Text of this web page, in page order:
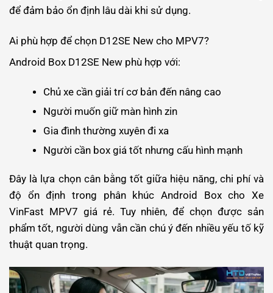
để đảm bảo ổn định lâu dài khi sử dụng.
Ai phù hợp để chọn D12SE New cho MPV7?
Android Box D12SE New phù hợp với:
Chủ xe cần giải trí cơ bản đến nâng cao
Người muốn giữ màn hình zin
Gia đình thường xuyên đi xa
Người cần box giá tốt nhưng cấu hình mạnh
Đây là lựa chọn cân bằng tốt giữa hiệu năng, chi phí và
độ ổn định trong phân khúc Android Box cho Xe
VinFast MPV7 giá rẻ. Tuy nhiên, để chọn được sản
phẩm tốt, người dùng vẫn cần chú ý đến nhiều yếu tố kỹ
thuật quan trọng.